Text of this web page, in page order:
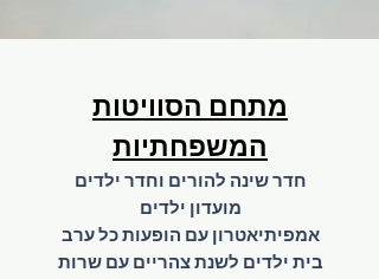
מתחם הסוויטות
המשפחתיות
חדרשינה להורים וחדר ילדים
מועדון ילדים
אמפיתיאטרון עם הופעות כל ערב
בית ילדים לשנת צהריים עם שרות